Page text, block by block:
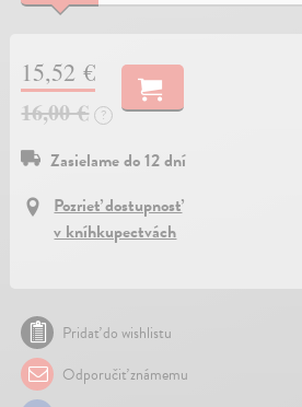
15,52 €
16,00 €
?
Zasielame do 12 dní
Pozrieť dostupnosť
v kníhkupectvách
Pridať do wishlistu
Odporučiť známemu